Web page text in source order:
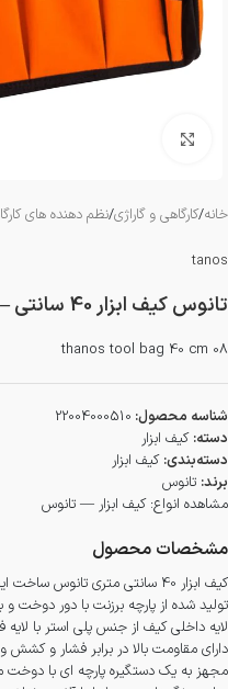
خانه/کارگاهی و گاراژی/نظم دهنده های
tanos
تانوس کیف ابزار 40 سانتی – 08
thanos tool bag 40 cm 08
شناسه محصول: 22004000510
دسته: کیف ابزار
دسته‌بندی: کیف ابزار
برند: تانوس
مشاهده انواع:کیف ابزار — تانوس
مشخصات محصول
کیف ابزار 40 سانتی متری تانوس ساخت ایران
تولید شده از پارچه برزنت با دور دوخت
لایه داخلی کیف از جنس پلی استر با
دارای مقاومت بالا در برابر فشار و کشش
مجهز به یک دستگیره پارچه ای با دوخت